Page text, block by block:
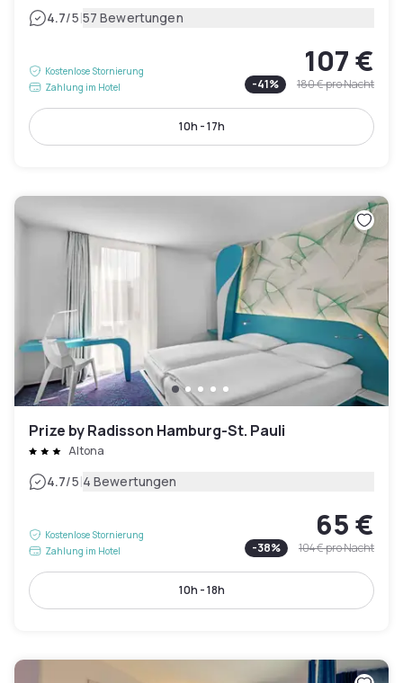
4.7/5|57 Bewertungen
Kostenlose Stornierung
Zahlung im Hotel
107 €
-41% 180 €pro Nacht
10h - 17h
Prize by Radisson Hamburg-St. Pauli
Altona
4.7/5|4 Bewertungen
Kostenlose Stornierung
Zahlung im Hotel
65 €
-38% 104 €pro Nacht
10h - 18h